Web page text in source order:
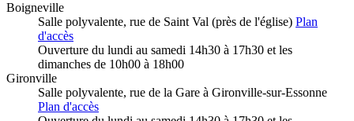
Boigneville
Salle polyvalente, rue de Saint Val (près de l'église) Plan
d'accès
Ouverture du lundi au samedi 14h30 à 17h30 et les
dimanches de 10h00 à 18h00
Gironville
Salle polyvalente, rue de la Gare à Gironville-sur-Essonne
Plan d'accès